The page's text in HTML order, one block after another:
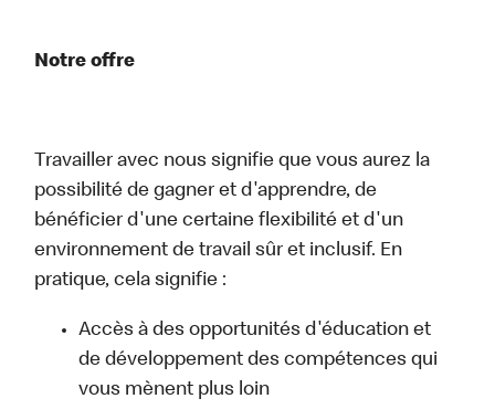
Notre offre
Travailler avec nous signifie que vous aurez la
possibilité de gagner et d'apprendre, de
bénéficier d'une certaine flexibilité et d'un
environnement de travail sûr et inclusif. En
pratique, cela signifie :
Accès à des opportunités d'éducation et
de développement des compétences qui
vous mènent plus loin